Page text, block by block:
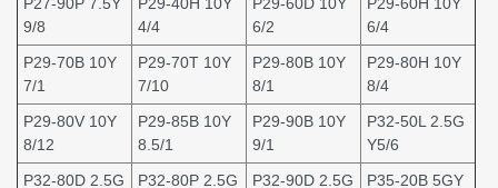
9/8
4/4
6/2
6/4
P29-70B 10Y
7/1
P29-70T 10Y
7/10
P29-80B 10Y
8/1
P29-80H 10Y
8/4
P29-80V 10Y
8/12
P29-85B 10Y
8.5/1
P29-90B 10Y
9/1
P32-50L 2.5G
Y5/6
P32-80D 2.5G
P32-80P 2.5G
P32-90D 2.5G
P35-20B 5GY